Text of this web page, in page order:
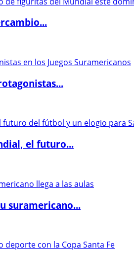
el futuro...
suramericano...